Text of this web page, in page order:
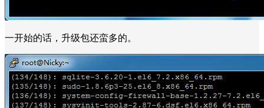
一开始的话，升级包还蛮多的。